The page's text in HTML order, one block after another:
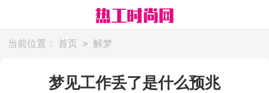
当前位置： 首页 > 解梦
梦见工作丢了是什么预兆